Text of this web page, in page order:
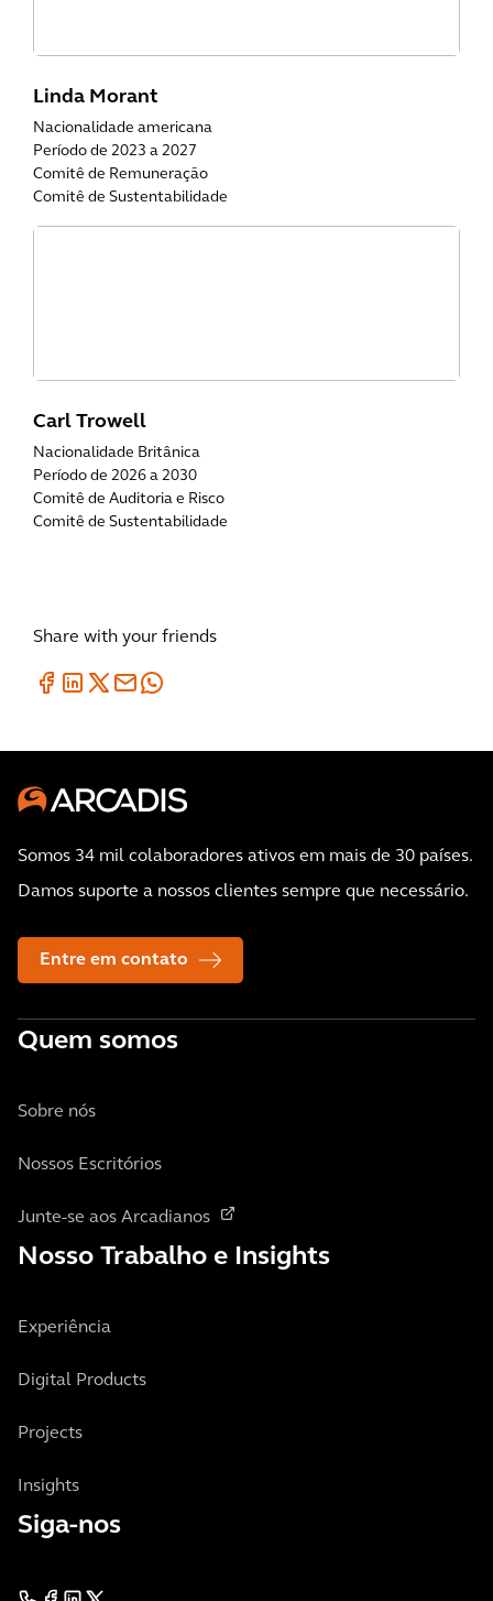
Linda Morant
Nacionalidade americana
Período de 2023 a 2027
Comitê de Remuneração
Comitê de Sustentabilidade
Carl Trowell
Nacionalidade Britânica
Período de 2026 a 2030
Comitê de Auditoria e Risco
Comitê de Sustentabilidade
Share with your friends
Somos 34 mil colaboradores ativos em mais de 30 países.
Damos suporte a nossos clientes sempre que necessário.
Entre em contato
Quem somos
Sobre nós
Nossos Escritórios
Junte-se aos Arcadianos
Nosso Trabalho e Insights
Experiência
Digital Products
Projects
Insights
Siga-nos